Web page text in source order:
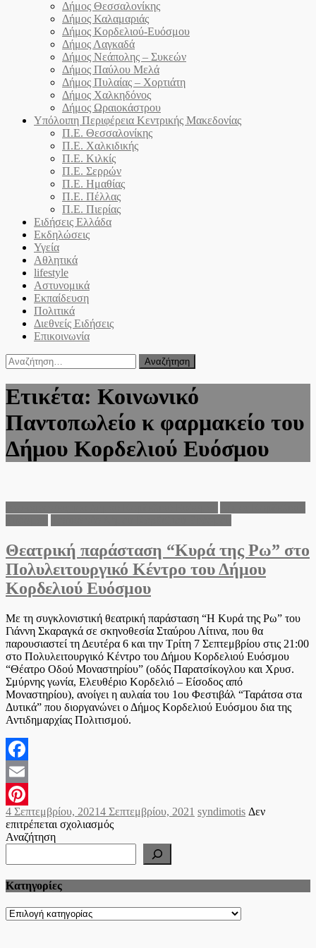
Δήμος Θεσσαλονίκης
Δήμος Καλαμαριάς
Δήμος Κορδελιού-Ευόσμου
Δήμος Λαγκαδά
Δήμος Νεάπολης – Συκεών
Δήμος Παύλου Μελά
Δήμος Πυλαίας – Χορτιάτη
Δήμος Χαλκηδόνος
Δήμος Ωραιοκάστρου
Υπόλοιπη Περιφέρεια Κεντρικής Μακεδονίας
Π.Ε. Θεσσαλονίκης
Π.Ε. Χαλκιδικής
Π.Ε. Κιλκίς
Π.Ε. Σερρών
Π.Ε. Ημαθίας
Π.Ε. Πέλλας
Π.Ε. Πιερίας
Ειδήσεις Ελλάδα
Εκδηλώσεις
Υγεία
Αθλητικά
lifestyle
Αστυνομικά
Εκπαίδευση
Πολιτικά
Διεθνείς Ειδήσεις
Επικοινωνία
Αναζήτηση
για:
Ετικέτα: Κοινωνικό
Παντοπωλείο κ φαρμακείο του
Δήμου Κορδελιού Ευόσμου
Θεατρική παράσταση “Κυρά της Ρω” στο
Πολυλειτουργικό Κέντρο του Δήμου
Κορδελιού Ευόσμου
Με τη συγκλονιστική θεατρική παράσταση “Η Κυρά της Ρω” του
Γιάννη Σκαραγκά σε σκηνοθεσία Σταύρου Λίτινα, που θα
παρουσιαστεί τη Δευτέρα 6 και την Τρίτη 7 Σεπτεμβρίου στις 21:00
στο Πολυλειτουργικό Κέντρο του Δήμου Κορδελιού Ευόσμου
“Θέατρο Οδού Μοναστηρίου” (οδός Παρατσίκογλου και Χρυσ.
Σμύρνης γωνία, Ελευθέριο Κορδελιό – Είσοδος από
Μοναστηρίου), ανοίγει η αυλαία του 1ου Φεστιβάλ “Ταράτσα στα
Δυτικά” που διοργανώνει ο Δήμος Κορδελιού Ευόσμου δια της
Αντιδημαρχίας Πολιτισμού.
Facebook
Email
Pinterest
Posted
on
4 Σεπτεμβρίου, 20214 Σεπτεμβρίου, 2021 Author
syndimotis Δεν
επιτρέπεται σχολιασμόςστο
παράσταση
“Κυρά
Αναζήτηση
Kατηγορίες
Kατηγορίες